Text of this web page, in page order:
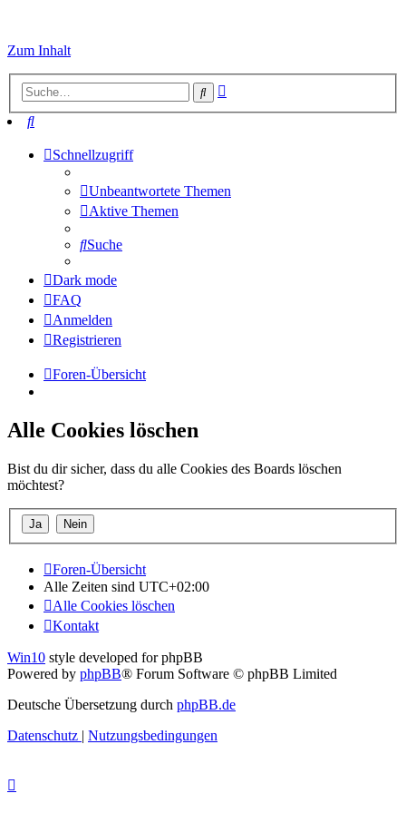
Zum Inhalt
Suche
Suche
Schnellzugriff
Unbeantwortete Themen
Aktive Themen
Suche
Dark mode
FAQ
Anmelden
Registrieren
Foren-Übersicht
Alle Cookies löschen
Bist du dir sicher, dass du alle Cookies des Boards löschen
möchtest?
Foren-Übersicht
Alle Zeiten sind UTC+02:00
Alle Cookies löschen
Kontakt
Win10 style developed for phpBB
Powered by phpBB® Forum Software © phpBB Limited
Deutsche Übersetzung durch phpBB.de
Datenschutz | Nutzungsbedingungen